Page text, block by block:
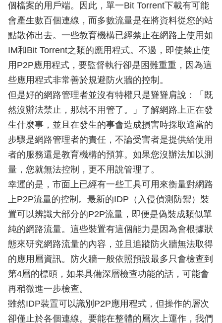
個檔案的用戶端。因此，單一Bit Torrent下載有可能
會產生數百個連線，而多數流量是在將資料從您的站
點散佈出去。一些教育機構已經禁止在網路上使用如
IM和Bit Torrent之類的應用程式。不過，即使禁止使
用P2P應用程式，要監督執行卻是困難重重，因為這
些應用程式非常善於規避防火牆的控制。
但是好的網路管理者並沒有特權只是聳聳肩說：「既
然沒辦法禁止，那就不用管了。」了解網路上正在發
生什麼事，並且在發生的事會造成損害時採取適當的
步驟是網路管理者的責任，不論受害者是提供給使用
者的服務還是教育機構的預算。如果您沒辦法加以測
量，您就無法控制，更不用說管理了。
幸運的是，市面上已經有一些工具可用來衡量對網路
上P2P流量的控制。最新的IDP（入侵偵測防禦）裝
置可以辨識大部分的P2P流量，即便是偽裝成類似單
純的網路流量。這些裝置有這個能力是因為會根據狀
態來研究網路流量的內容，並且追蹤防火牆無法取得
的應用層資訊。防火牆一般依照預設最多只會檢查到
第4層的標頭，如果具備深層檢查功能的話，可能會
再稍微進一步檢查。
雖然IDP裝置可以識別P2P應用程式，但操作的層次
卻僅止於各個連線。要能在整體的層次上運作，我們